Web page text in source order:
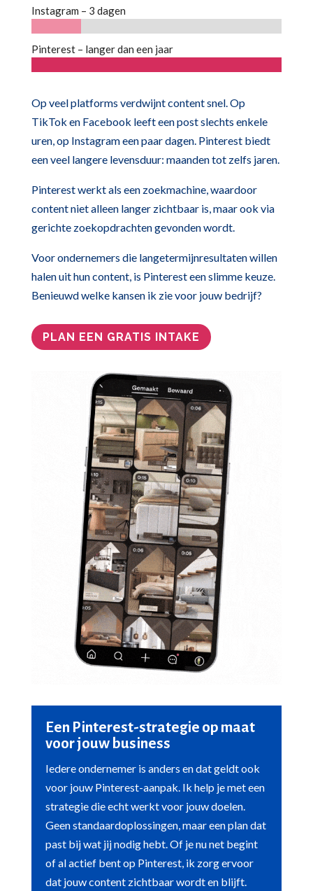
Instagram – 3 dagen
Pinterest – langer dan een jaar
Op veel platforms verdwijnt content snel. Op
TikTok en Facebook leeft een post slechts enkele
uren, op Instagram een paar dagen. Pinterest biedt
een veel langere levensduur: maanden tot zelfs jaren.
Pinterest werkt als een zoekmachine, waardoor
content niet alleen langer zichtbaar is, maar ook via
gerichte zoekopdrachten gevonden wordt.
Voor ondernemers die langetermijnresultaten willen
halen uit hun content, is Pinterest een slimme keuze.
Benieuwd welke kansen ik zie voor jouw bedrijf?
PLAN EEN GRATIS INTAKE
Een Pinterest-strategie op maat
voor jouw business
Iedere ondernemer is anders en dat geldt ook
voor jouw Pinterest-aanpak. Ik help je met een
strategie die echt werkt voor jouw doelen.
Geen standaardoplossingen, maar een plan dat
past bij wat jij nodig hebt. Of je nu net begint
of al actief bent op Pinterest, ik zorg ervoor
dat jouw content zichtbaar wordt en blijft.